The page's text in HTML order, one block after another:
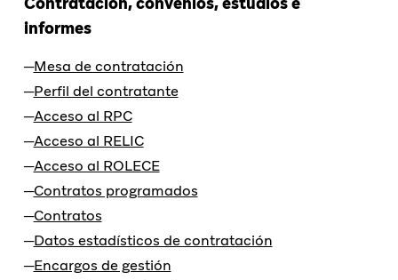
informes
Mesa de contratación
Perfil del contratante
Acceso al RPC
Acceso al RELIC
Acceso al ROLECE
Contratos programados
Contratos
Datos estadísticos de contratación
Encargos de gestión